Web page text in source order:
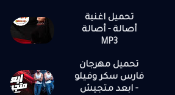
تحميل اغنية
أصالة - أصالة
MP3
تحميل مهرجان
فارس سكر وفيلو
- ابعد متجيش